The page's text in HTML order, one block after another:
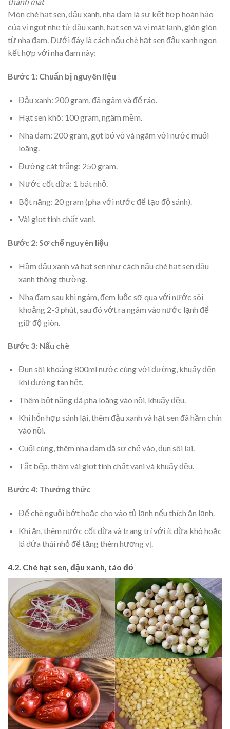
Món chè hạt sen, đậu xanh, nha đam là sự kết hợp hoàn hảo
của vị ngọt nhẹ từ đậu xanh, hạt sen và vị mát lạnh, giòn giòn
từ nha đam. Dưới đây là cách nấu chè hạt sen đậu xanh ngon
kết hợp với nha đam này:
Bước 1: Chuẩn bị nguyên liệu
Đậu xanh: 200 gram, đã ngâm và để ráo.
Hạt sen khô: 100 gram, ngâm mềm.
Nha đam: 200 gram, gọt bỏ vỏ và ngâm với nước muối
loãng.
Đường cát trắng: 250 gram.
Nước cốt dừa: 1 bát nhỏ.
Bột năng: 20 gram (pha với nước để tạo độ sánh).
Vài giọt tinh chất vani.
Bước 2: Sơ chế nguyên liệu
Hầm đậu xanh và hạt sen như cách nấu chè hạt sen đậu
xanh thông thường.
Nha đam sau khi ngâm, đem luộc sơ qua với nước sôi
khoảng 2-3 phút, sau đó vớt ra ngâm vào nước lạnh để
giữ độ giòn.
Bước 3: Nấu chè
Đun sôi khoảng 800ml nước cùng với đường, khuấy đến
khi đường tan hết.
Thêm bột năng đã pha loãng vào nồi, khuấy đều.
Khi hỗn hợp sánh lại, thêm đậu xanh và hạt sen đã hầm chín
vào nồi.
Cuối cùng, thêm nha đam đã sơ chế vào, đun sôi lại.
Tắt bếp, thêm vài giọt tinh chất vani và khuấy đều.
Bước 4: Thưởng thức
Để chè nguội bớt hoặc cho vào tủ lạnh nếu thích ăn lạnh.
Khi ăn, thêm nước cốt dừa và trang trí với ít dừa khô hoặc
lá dứa thái nhỏ để tăng thêm hương vị.
4.2. Chè hạt sen, đậu xanh, táo đỏ